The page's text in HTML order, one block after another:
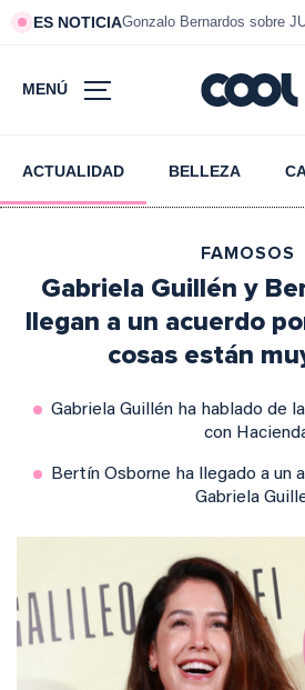
ES NOTICIAGonzalo Bernardos sobre
MENÚ
ACTUALIDAD BELLEZA
FAMOSOS
Gabriela Guillén y
llegan a un acuerdo
cosas están
Gabriela Guillén ha hablado de
con
Bertín Osborne ha llegado a un
Gabriela